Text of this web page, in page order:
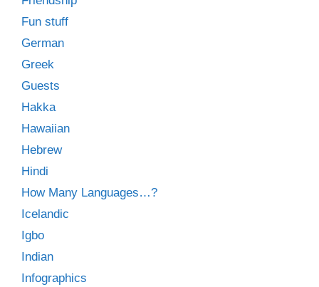
Fun stuff
German
Greek
Guests
Hakka
Hawaiian
Hebrew
Hindi
How Many Languages…?
Icelandic
Igbo
Indian
Infographics